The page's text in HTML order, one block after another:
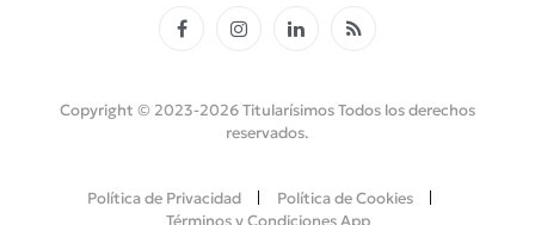
FacebookInstagramLinkedInRSS
Copyright © 2023-2026 Titularísimos Todos los derechos
reservados.
Política de Privacidad
Política de Cookies
Términos y Condiciones App